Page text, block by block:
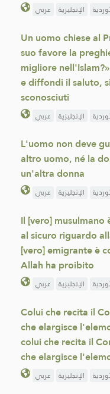
عربي الإنجليزية
Un uomo chiese al
suo favore la
migliore
e diffondi il saluto,
sconosciuti
عربي الإنجليزية
L'uomo non deve
altro uomo, né la
un'altra donna
عربي الإنجليزية
Il [vero] musulmano
al sicuro riguardo
[vero] emigrante è
Allah ha proibito
عربي الإنجليزية
Colui che recita il
che elargisce
colui che recita il
che elargisce
عربي الإنجليزية